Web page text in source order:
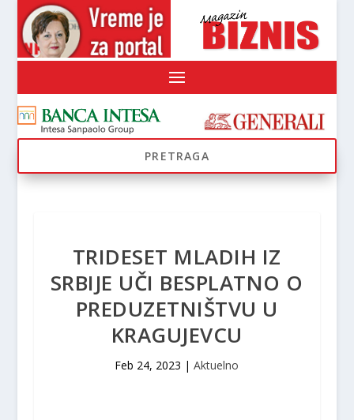
TRIDESET MLADIH IZ
SRBIJE UČI BESPLATNO O
PREDUZETNIŠTVU U
KRAGUJEVCU
Feb 24, 2023 |Aktuelno